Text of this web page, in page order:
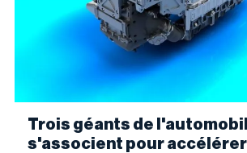
Trois géants de
s'associent pour accélérer